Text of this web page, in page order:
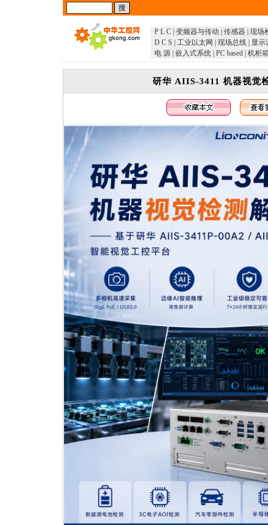
P L C 变频器与传动 传感器 现场
D C S
工业以太网 现场总线
显示
电 源 嵌入式系统 PC based 机柜
研华 AIIS-3411 机器视觉